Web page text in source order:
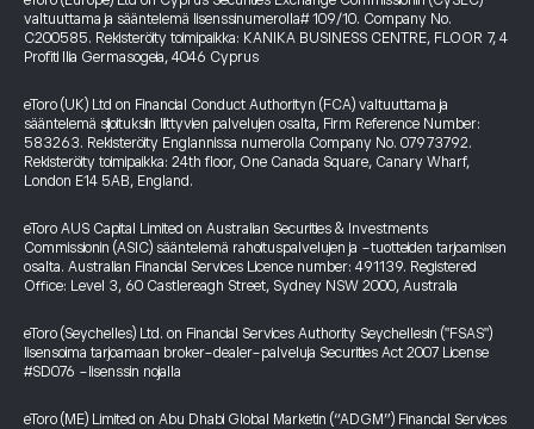
valtuuttama ja sääntelemä lisenssinumerolla# 109/10. Company No.
C200585. Rekisteröity toimipaikka: KANIKA BUSINESS CENTRE, FLOOR 7, 4
Profiti Ilia Germasogeia, 4046 Cyprus
eToro (UK) Ltd on Financial Conduct Authorityn (FCA) valtuuttama ja
sääntelemä sijoituksiin liittyvien palvelujen osalta, Firm Reference Number:
583263. Rekisteröity Englannissa numerolla Company No. 07973792.
Rekisteröity toimipaikka: 24th floor, One Canada Square, Canary Wharf,
London E14 5AB, England.
eToro AUS Capital Limited on Australian Securities & Investments
Commissionin (ASIC) sääntelemä rahoituspalvelujen ja -tuotteiden tarjoamisen
osalta. Australian Financial Services Licence number: 491139. Registered
Office: Level 3, 60 Castlereagh Street, Sydney NSW 2000, Australia
eToro (Seychelles) Ltd. on Financial Services Authority Seychellesin ("FSAS")
lisensoima tarjoamaan broker-dealer-palveluja Securities Act 2007 License
#SD076 -lisenssin nojalla
eToro (ME) Limited on Abu Dhabi Global Marketin (“ADGM”) Financial Services